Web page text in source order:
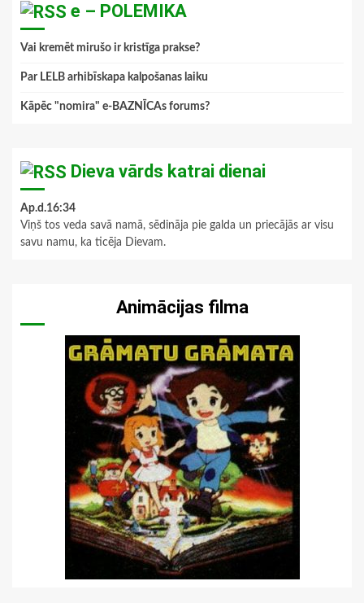
e – POLEMIKA
Vai kremēt mirušo ir kristīga prakse?
Par LELB arhibīskapa kalpošanas laiku
Kāpēc "nomira" e-BAZNĪCAs forums?
Dieva vārds katrai dienai
Ap.d.16:34
Viņš tos veda savā namā, sēdināja pie galda un priecājās ar visu
savu namu, ka ticēja Dievam.
Animācijas filma